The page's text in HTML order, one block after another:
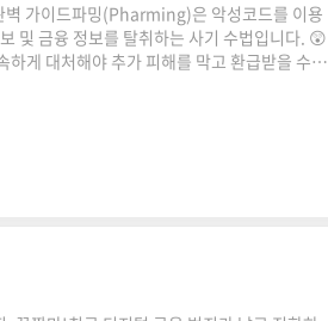
벽 가이드파밍(Pharming)은 악성코드를 이용
및 금융 정보를 탈취하는 사기 수법입니다. 😲
게 대처해야 추가 피해를 막고 환급받을 수 있
대처법1. 지급 정지 및 피해 신고파밍 사기를
수 있으니, 최대한 빨리 신고하는 것이 중요